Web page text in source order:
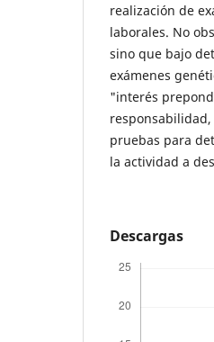
realización de
laborales. No
sino que bajo
exámenes
"interés
pruebas para
la actividad a
Descargas